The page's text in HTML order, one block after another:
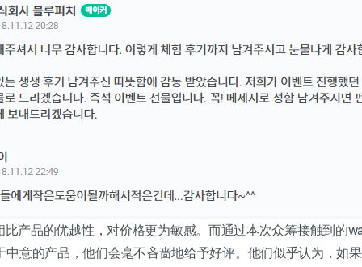
比产品的优越性，对价格更为敏感。而通过本次众筹接触到的
中意的产品，他们会毫不吝啬地给予好评。他们似乎认为，如